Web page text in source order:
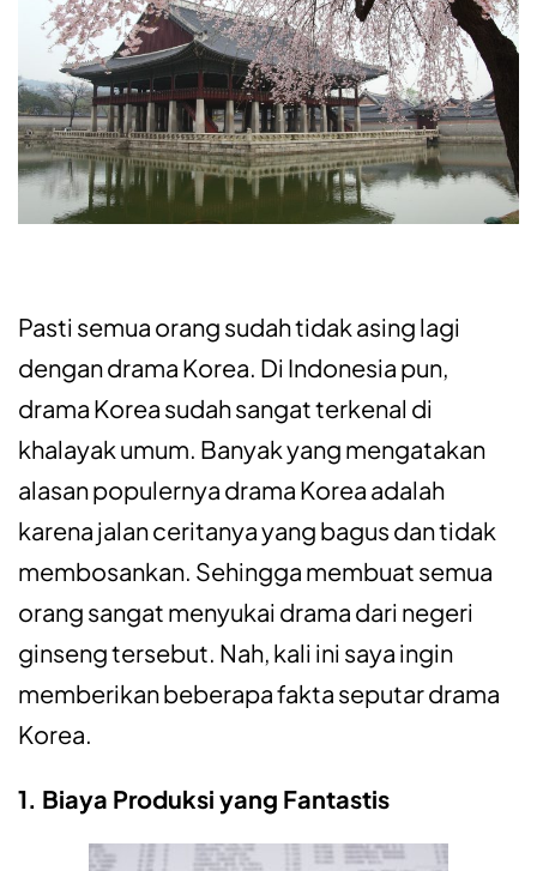
Pasti semua orang sudah tidak asing lagi
dengan drama Korea. Di Indonesia pun,
drama Korea sudah sangat terkenal di
khalayak umum. Banyak yang mengatakan
alasan populernya drama Korea adalah
karena jalan ceritanya yang bagus dan tidak
membosankan. Sehingga membuat semua
orang sangat menyukai drama dari negeri
ginseng tersebut. Nah, kali ini saya ingin
memberikan beberapa fakta seputar drama
Korea.
1. Biaya Produksi yang Fantastis